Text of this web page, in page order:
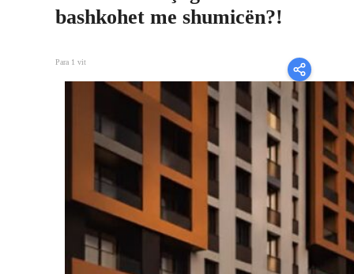
bashkohet me shumicën?!
Para 1 vit